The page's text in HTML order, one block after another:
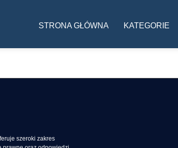
Główna nawigacja
STRONA GŁÓWNA KATEGORIE
szeroki zakres